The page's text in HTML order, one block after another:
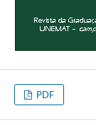
PDF